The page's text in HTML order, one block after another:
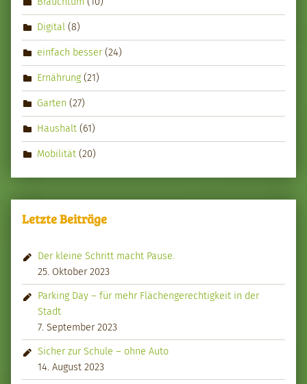
Digital (8)
einfach besser(24)
Ernährung (21)
Garten (27)
Haushalt (61)
Mobilität (20)
Letzte Beiträge
Der kleine Schritt macht Pause.
25. Oktober 2023
Parking Day – für mehr Flächengerechtigkeit in der
Stadt
7. September 2023
Sicher zur Schule – ohne Auto
14. August 2023